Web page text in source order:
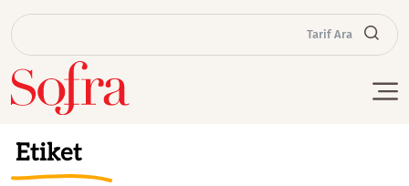
Tarif Ara
Etiket